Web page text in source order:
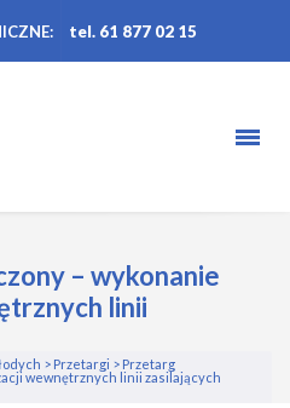
tel. 61 877 02 15
– wykonanie
linii
> Przetargi > Przetarg
wewnętrznych linii zasilających